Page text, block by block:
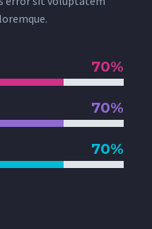
70%
70%
70%